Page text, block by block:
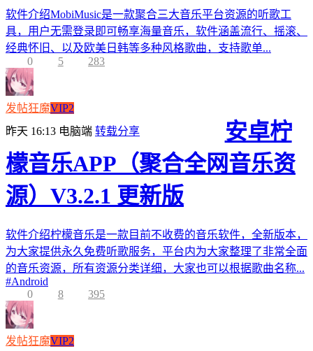
软件介绍MobiMusic是一款聚合三大音乐平台资源的听歌工
具，用户无需登录即可畅享海量音乐，软件涵盖流行、摇滚、
经典怀旧、以及欧美日韩等多种风格歌曲，支持歌单...
0
5 283
发帖狂魔VIP2
昨天 16:13 电脑端 转载分享
安卓柠
檬音乐APP（聚合全网音乐资
源）V3.2.1 更新版
软件介绍柠檬音乐是一款目前不收费的音乐软件，全新版本，
为大家提供永久免费听歌服务，平台内为大家整理了非常全面
的音乐资源，所有资源分类详细，大家也可以根据歌曲名称...
#Android
0
8 395
发帖狂魔VIP2